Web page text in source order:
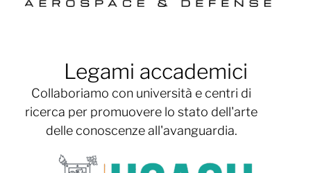
Legami accademici
Collaboriamo con università e centri di
ricerca per promuovere lo stato dell'arte
delle conoscenze all'avanguardia.